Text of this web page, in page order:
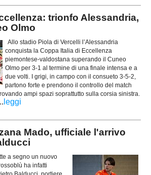
trionfo Alessandria,
Olmo
Allo stadio Piola di Vercelli l’Alessandria
conquista la Coppa Italia di Eccellenza
piemontese-valdostana superando il Cuneo
Olmo per 3-1 al termine di una finale intensa e a
due volti. I grigi, in campo con il consueto 3-5-2,
partono forte e prendono il controllo del match
ampi spazi soprattutto sulla corsia sinistra.
leggi
Mado, ufficiale l'arrivo
a segno un nuovo
ha infatti